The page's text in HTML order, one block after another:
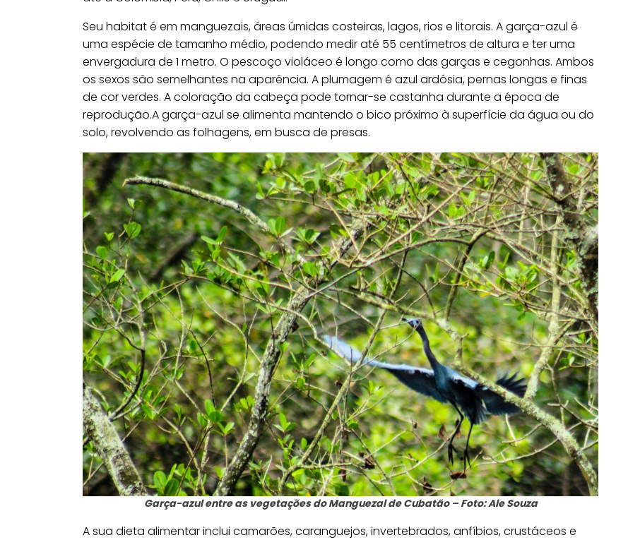
Seu habitat é em manguezais, áreas úmidas costeiras, lagos, rios e litorais. A garça-azul é
uma espécie de tamanho médio, podendo medir até 55 centímetros de altura e ter uma
envergadura de 1 metro. O pescoço violáceo é longo como das garças e cegonhas. Ambos
os sexos são semelhantes na aparência. A plumagem é azul ardósia, pernas longas e finas
de cor verdes. A coloração da cabeça pode tornar-se castanha durante a época de
reprodução.A garça-azul se alimenta mantendo o bico próximo à superfície da água ou do
solo, revolvendo as folhagens, em busca de presas.
Garça-azul entre as vegetações do Manguezal de Cubatão – Foto: Ale Souza
A sua dieta alimentar inclui camarões, caranguejos, invertebrados, anfíbios, crustáceos e